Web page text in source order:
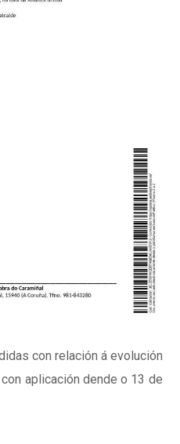
con relación á evolución
aplicación dende o 13 de